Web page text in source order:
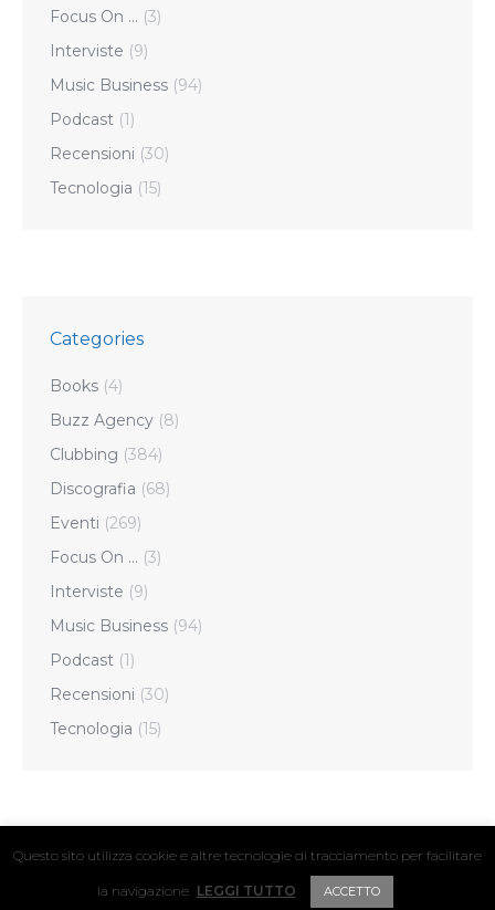
Focus On … (3)
Interviste (9)
Music Business (94)
Podcast (1)
Recensioni (30)
Tecnologia (15)
Categories
Books (4)
Buzz Agency (8)
Clubbing (384)
Discografia (68)
Eventi (269)
Focus On … (3)
Interviste (9)
Music Business (94)
Podcast (1)
Recensioni (30)
Tecnologia (15)
© 2024 Hyper Hyper / Vat. IT04411160239
FOOTER
Questo sito utilizza cookie e altre tecnologie di tracciamento per facilitare
la navigazione. LEGGI TUTTO ACCETTO